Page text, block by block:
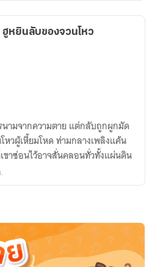
ฮูหยินลับของจวนโหว
นามจากความตาย แต่กลับถูกผูกมัด
วผู้เหี้ยมโหด ท่ามกลางเพลิงแค้น
ขาซ่อนไว้อาจสั่นคลอนทั่วทั้งแผ่นดิน